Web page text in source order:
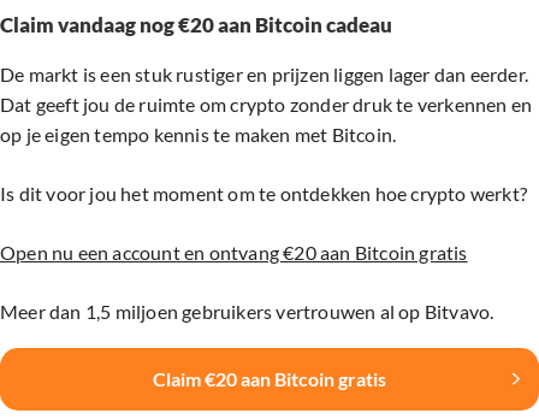
Claim vandaag nog €20 aan Bitcoin cadeau
De markt is een stuk rustiger en prijzen liggen lager dan eerder.
Dat geeft jou de ruimte om crypto zonder druk te verkennen en
op je eigen tempo kennis te maken met Bitcoin.
Is dit voor jou het moment om te ontdekken hoe crypto werkt?
Open nu een account en ontvang €20 aan Bitcoin gratis
Meer dan 1,5 miljoen gebruikers vertrouwen al op Bitvavo.
Claim €20 aan Bitcoin gratis